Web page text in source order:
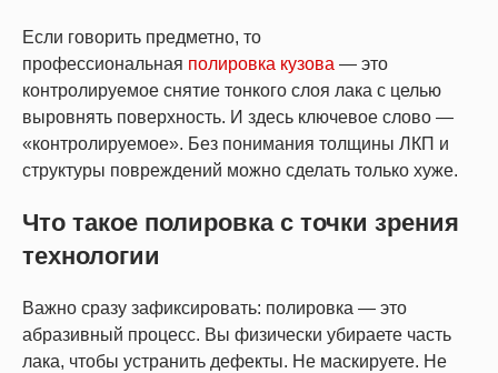
Если говорить предметно, то
профессиональная полировка кузова — это
контролируемое снятие тонкого слоя лака с целью
выровнять поверхность. И здесь ключевое слово —
«контролируемое». Без понимания толщины ЛКП и
структуры повреждений можно сделать только хуже.
Что такое полировка с точки зрения
технологии
Важно сразу зафиксировать: полировка — это
абразивный процесс. Вы физически убираете часть
лака, чтобы устранить дефекты. Не маскируете. Не